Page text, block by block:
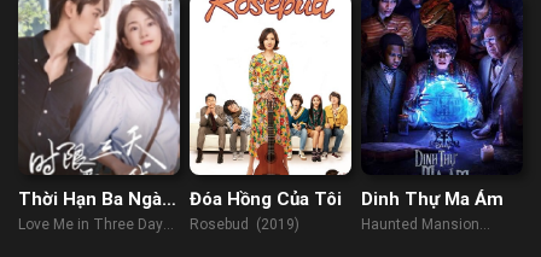
Thời Hạn Ba Ngày
Để Yêu Anh
Love Me in Three Days
Đóa Hồng Của Tôi
Rosebud (2019)
Dinh Thự Ma Ám
Haunted Mansion